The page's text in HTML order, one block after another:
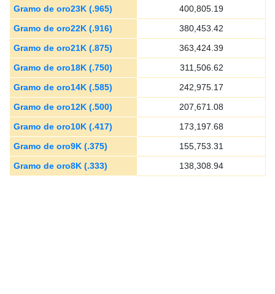
Gramo de oro23K (.965)
400,805.19
Gramo de oro22K (.916)
380,453.42
Gramo de oro21K (.875)
363,424.39
Gramo de oro18K (.750)
311,506.62
Gramo de oro14K (.585)
242,975.17
Gramo de oro12K (.500)
207,671.08
Gramo de oro10K (.417)
173,197.68
Gramo de oro9K (.375)
155,753.31
Gramo de oro8K (.333)
138,308.94